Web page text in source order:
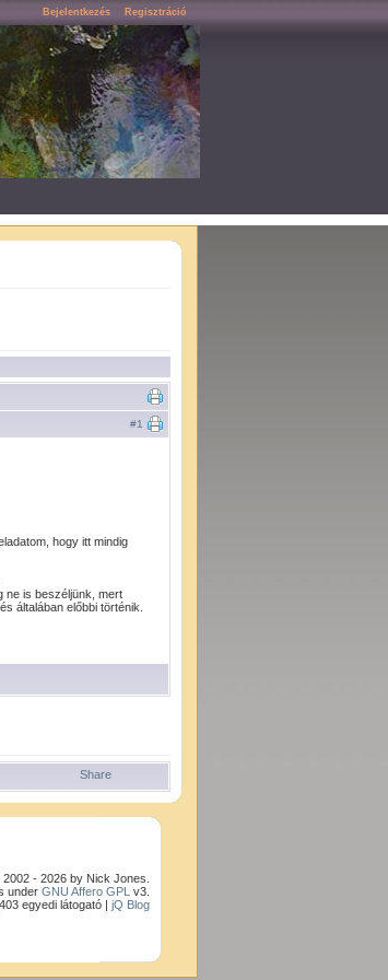
Bejelentkezés Regisztráció
#1
hogy itt mindig
ne is beszéljünk, mert
általában előbbi történik.
- 2026 by Nick Jones.
under GNU Affero GPL v3.
egyedi látogató | jQ Blog